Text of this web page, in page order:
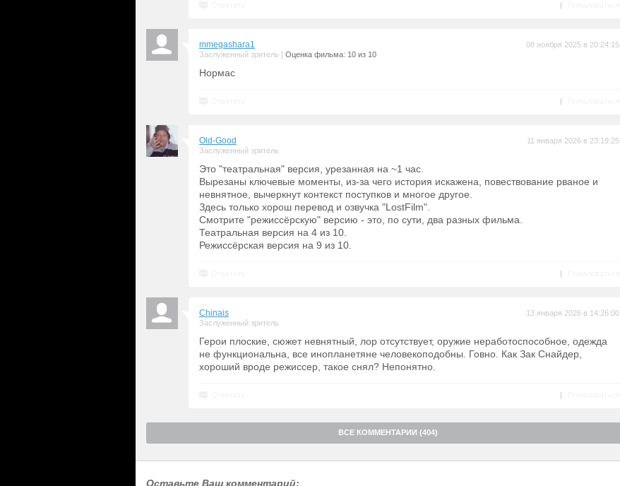
|
mmegashara1
Заслуженный зритель Оценка фильма: 10 из 10
08 ноября 2025 в 20:24:15
Нормас
|
Old-Good
Заслуженный зритель
11 января 2026 в 23:19:25
Это "театральная" версия, урезанная на ~1 час.
Вырезаны ключевые моменты, из-за чего история искажена, повествование рваное и
невнятное, вычеркнут контекст поступков и многое другое.
Здесь только хорош перевод и озвучка "LostFilm".
Смотрите "режиссёрскую" версию - это, по сути, два разных фильма.
Театральная версия на 4 из 10.
Режиссёрская версия на 9 из 10.
|
Chinais
Заслуженный зритель
13 января 2026 в 14:26:00
Герои плоские, сюжет невнятный, лор отсутствует, оружие неработоспособное, одежда
не функциональна, все инопланетяне человекоподобны. Говно. Как Зак Снайдер,
хороший вроде режиссер, такое снял? Непонятно.
|
ВСЕ КОММЕНТАРИИ (404)
Оставьте Ваш комментарий: